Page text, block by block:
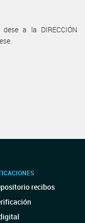
dese a la DIRECCIÓN
recibos